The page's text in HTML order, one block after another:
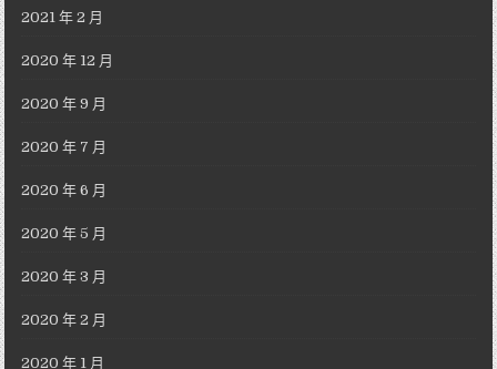
2021 年 2 月
2020 年 12 月
2020 年 9 月
2020 年 7 月
2020 年 6 月
2020 年 5 月
2020 年 3 月
2020 年 2 月
2020 年 1 月